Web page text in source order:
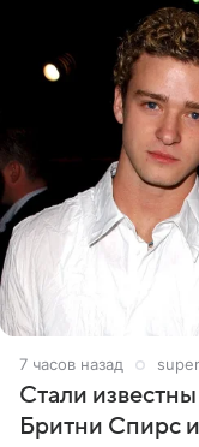
7 часов назад
Стали
Бритни Спирс